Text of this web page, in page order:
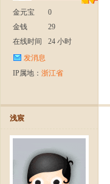
年金元宝
0
金钱
29
在线时间
24 小时
发消息
IP属地： 浙江省
浅宸